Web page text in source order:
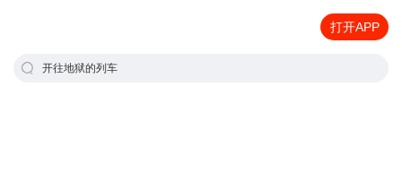
打开APP
开往地狱的列车